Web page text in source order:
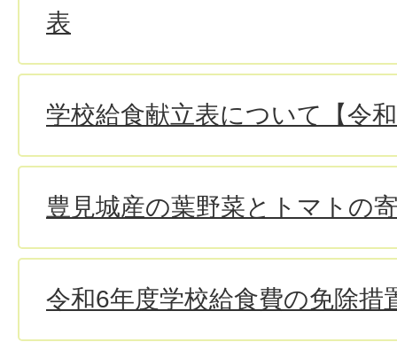
表
学校給食献立表について【令
豊見城産の葉野菜とトマトの
令和6年度学校給食費の免除措